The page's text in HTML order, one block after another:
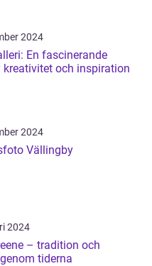
2024
En fascinerande
kreativitet och inspiration
2024
Vällingby
2024
– tradition och
tiderna